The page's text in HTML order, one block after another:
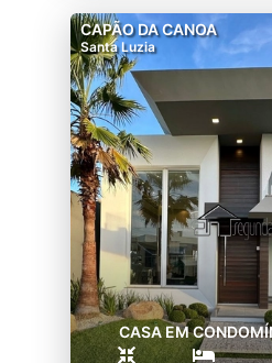
CAPÃO DA CANOA
Santa Luzia
CASA EM